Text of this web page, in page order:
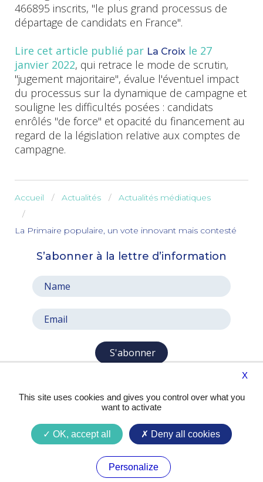
466895 inscrits, "le plus grand processus de
départage de candidats en France".
Lire cet article publié par La Croix le 27
janvier 2022, qui retrace le mode de scrutin,
"jugement majoritaire", évalue l'éventuel impact
du processus sur la dynamique de campagne et
souligne les difficultés posées : candidats
enrôlés "de force" et opacité du financement au
regard de la législation relative aux comptes de
campagne.
Accueil Actualités Actualités médiatiques
La Primaire populaire, un vote innovant mais contesté
S’abonner à la lettre d’information
S'abonner
Contact Mentions légales
X
This site uses cookies and gives you control over what you
want to activate
OK, accept all Deny all cookies
Personalize